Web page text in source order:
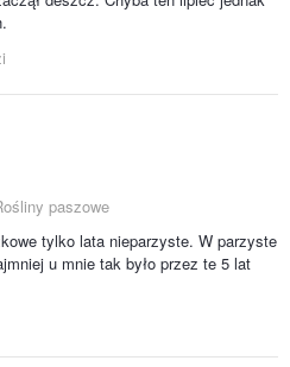
paszowe
tylko lata nieparzyste. W parzyste
u mnie tak było przez te 5 lat